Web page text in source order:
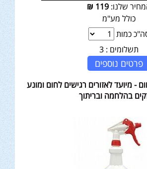
שלנו:119
₪
כולל מע"מ
כמות
תשלומים : 3
פרטים נוספים
- מיועד לאזורים רגישים לחום ומונע
בהלחמה ובריתוך